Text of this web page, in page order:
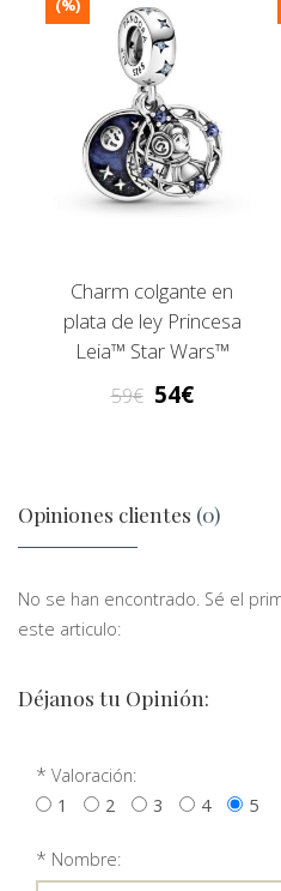
Charm colgante en
plata de ley Princesa
Leia™ Star Wars™
59 54
Opiniones clientes (0)
No se han encontrado. Sé el
este articulo:
Déjanos tu Opinión:
* Valoración:
1
2 3 4 5
* Nombre: